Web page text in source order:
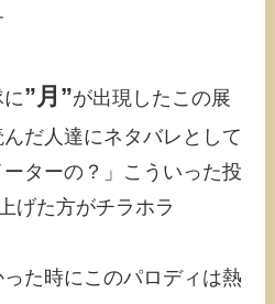
”月”が出現したこの展
だ人達にネタバレとして
ーターの？」こういった投
げた方がチラホラ
た時にこのパロディは熱